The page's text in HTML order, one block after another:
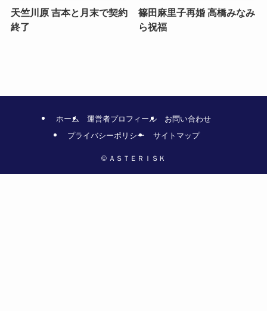
天竺川原 吉本と月末で契約
終了
篠田麻里子再婚 高橋みなみ
ら祝福
ホーム 運営者プロフィール
お問い合わせ
プライバシーポリシー
サイトマップ
© ＡＳＴＥＲＩＳＫ